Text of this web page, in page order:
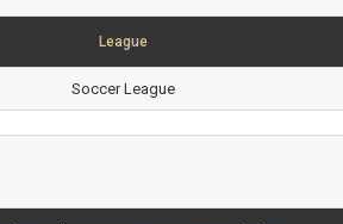
League
Soccer League